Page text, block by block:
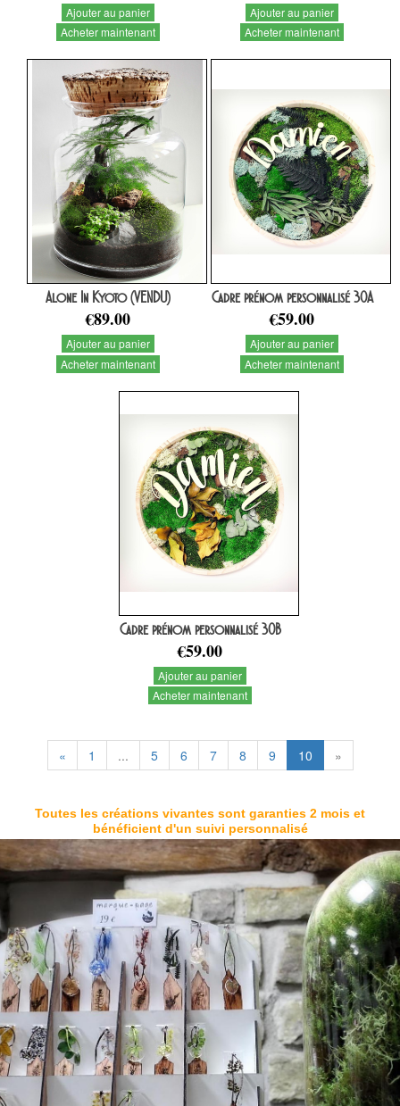
Ajouter au panier
Acheter maintenant
Ajouter au panier
Acheter maintenant
Alone In Kyoto (VENDU)
€89.00
Ajouter au panier
Acheter maintenant
Cadre prénom personnalisé 30A
€59.00
Ajouter au panier
Acheter maintenant
Cadre prénom personnalisé 30B
€59.00
Ajouter au panier
Acheter maintenant
« 1 ... 5 6 7 8 9 10 »
Toutes les créations vivantes sont garanties 2 mois et
bénéficient d'un suivi personnalisé